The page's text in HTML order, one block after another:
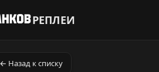
РЕПЛЕИ
← Назад к списку